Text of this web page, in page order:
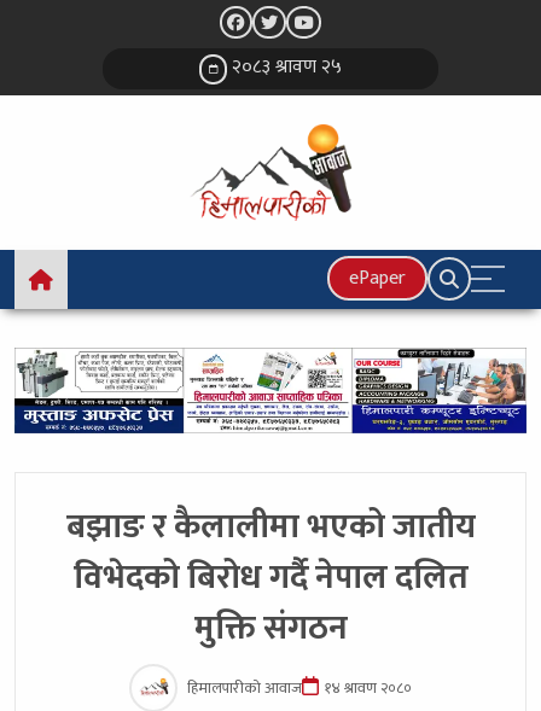
२०८३ श्रावण २५
ePaper
बझाङ र कैलालीमा भएको जातीय
विभेदको बिरोध गर्दै नेपाल दलित
मुक्ति संगठन
हिमालपारीको आवाज १४ श्रावण २०८०